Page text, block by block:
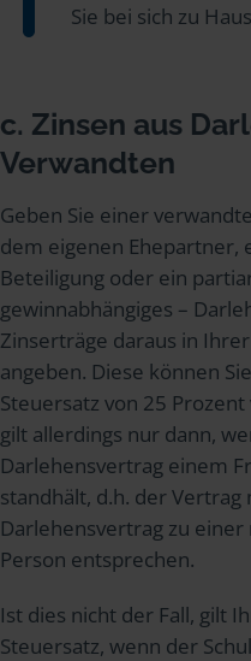
Sie bei sich zu
c. Zinsen aus
Verwandten
Geben Sie einer
dem eigenen Ehepartner,
Beteiligung oder ein
gewinnabhängiges –
Zinserträge daraus in
angeben. Diese können
Steuersatz von 25
gilt allerdings nur dann,
Darlehensvertrag einem
standhält, d.h. der
Darlehensvertrag zu
Person entsprechen.
Ist dies nicht der Fall, gilt
Steuersatz, wenn der